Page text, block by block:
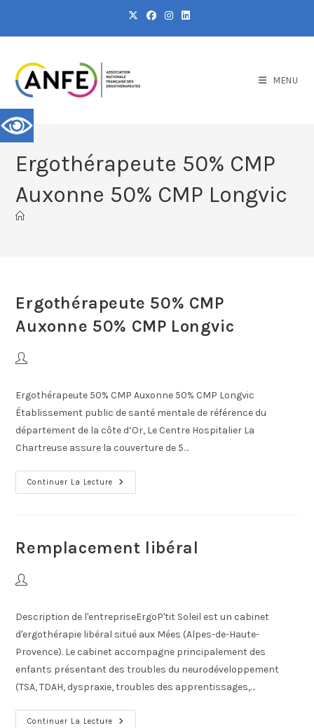
MENU
Ergothérapeute 50% CMP
Auxonne 50% CMP Longvic
Ergothérapeute 50% CMP
Auxonne 50% CMP Longvic
Ergothérapeute 50% CMP Auxonne 50% CMP Longvic
Établissement public de santé mentale de référence du
département de la côte d’Or, Le Centre Hospitalier La
Chartreuse assure la couverture de 5…
Continuer La Lecture
Remplacement libéral
Description de l'entrepriseErgoP'tit Soleil est un cabinet
d'ergothérapie libéral situé aux Mées (Alpes-de-Haute-
Provence). Le cabinet accompagne principalement des
enfants présentant des troubles du neurodéveloppement
(TSA, TDAH, dyspraxie, troubles des apprentissages,…
Continuer La Lecture